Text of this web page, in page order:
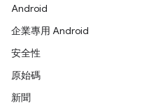
Android
企業專用 Android
安全性
原始碼
新聞